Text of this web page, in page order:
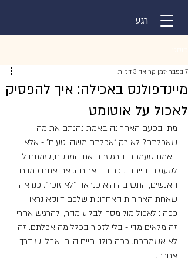
רגע
מיינדפולנס באכילה: איך להפסיק
לאכול על אוטומט
7 בפבר׳ זמן קריאה 3 דקות
מתי בפעם האחרונה באמת נהנתם את מה
שאכלתם? לא רק "אכלתם משהו טעים" - אלא
באמת טעמתם, הרגשתם את המרקם, שמתם לב
לטעמים, הייתם נוכחים בארוחה. אם אתם כמו רוב
האנשים, התשובה היא כנראה "לא זוכר". כנראה
שאחת הארוחות האחרונות שלכם דווקא נראו
ככה : לאכול מול מסך, לבלוע מהר, ולהרגיש אחרי
זה מלאים מדי - בלי לזכור בכלל מה אכלתם. זה
לא אשמתכם. ככה כולנו חיים היום. אבל יש דרך
אחרת.